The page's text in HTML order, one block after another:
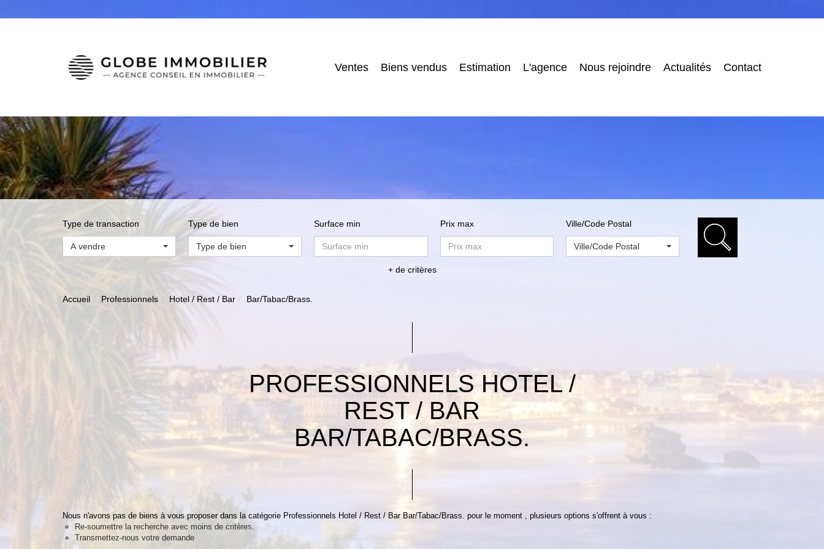
Ventes Biens vendus Estimation L'agence Nous rejoindre Actualités Contact
Type de transaction
A vendre
Type de bien
Type de bien
Surface min Prix max Ville/Code Postal
Ville/Code Postal
+ de critères
Accueil Professionnels Hotel / Rest / Bar Bar/Tabac/Brass.
PROFESSIONNELS HOTEL /
REST / BAR
BAR/TABAC/BRASS.
Nous n'avons pas de biens à vous proposer dans la catégorie Professionnels Hotel / Rest / Bar Bar/Tabac/Brass. pour le moment , plusieurs options s'offrent à vous :
Re-soumettre la recherche avec moins de critères.
Transmettez-nous votre demande